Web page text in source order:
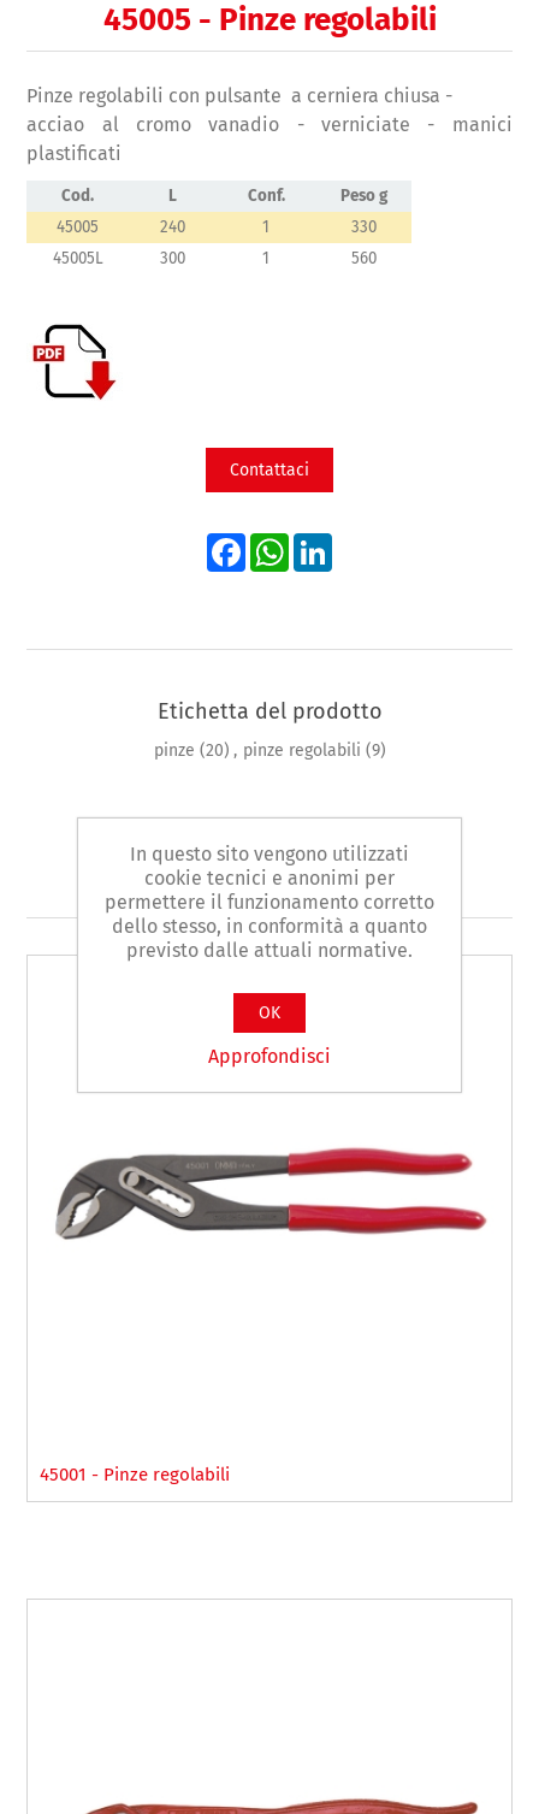
45005 - Pinze regolabili
Pinze regolabili con pulsante a cerniera chiusa -
acciao al cromo vanadio - verniciate - manici
plastificati
Cod. L Conf.
Peso g
45005
240 1
330
45005L
300 1 560
Contattaci
FacebookWhatsApp
Etichetta del prodotto
pinze (20) , pinze regolabili (9)
Prodotti correlati
45001 - Pinze regolabili
In questo sito vengono utilizzati
cookie tecnici e anonimi per
permettere il funzionamento corretto
dello stesso, in conformità a quanto
previsto dalle attuali normative.
OK
Approfondisci